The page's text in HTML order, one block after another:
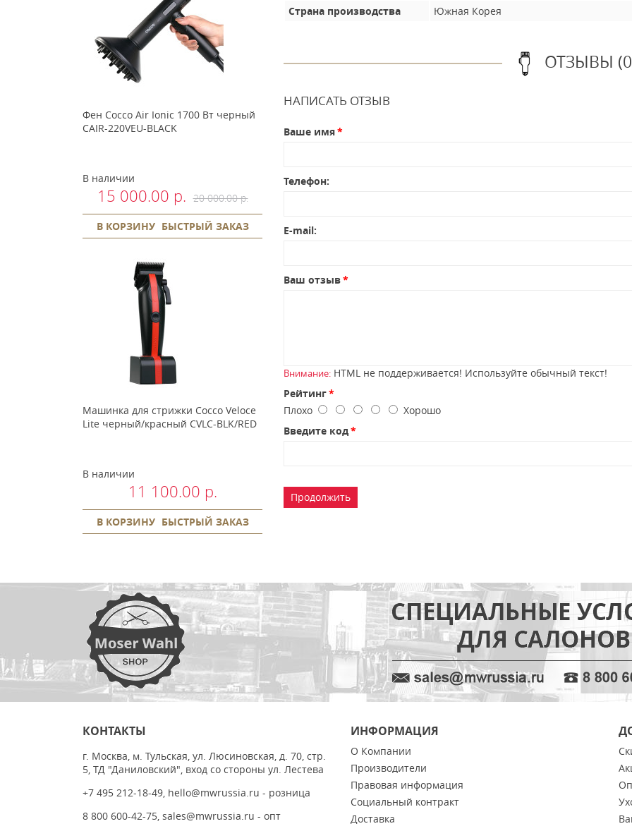
Фен Cocco Air Ionic 1700 Вт черный
CAIR-220VEU-BLACK
В наличии
15 000.00 р. 20 000.00 р.
В КОРЗИНУ БЫСТРЫЙ ЗАКАЗ
Машинка для стрижки Cocco Veloce
Lite черный/красный CVLC-BLK/RED
В наличии
11 100.00 р.
В КОРЗИНУ БЫСТРЫЙ ЗАКАЗ
Страна производства
Южная Корея
ОТЗЫВЫ
НАПИСАТЬ ОТЗЫВ
Ваше имя
Телефон:
E-mail:
Ваш отзыв
Внимание: HTML не поддерживается! Используйте обычный текст!
Рейтинг
Плохо
Хорошо
Введите код
Продолжить
КОНТАКТЫ
г. Москва, м. Тульская, ул. Люсиновская, д. 70, стр.
5, ТД "Даниловский", вход со стороны ул. Лестева
+7 495 212-18-49, hello@mwrussia.ru - розница
8 800 600-42-75, sales@mwrussia.ru - опт
ИНФОРМАЦИЯ
О Компании
Производители
Правовая информация
Социальный контракт
Доставка